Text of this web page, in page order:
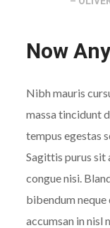
Now
Nibh mauris
massa tincidunt
tempus egestas
Sagittis purus sit
congue nisi.
bibendum neque
accumsan in nisl